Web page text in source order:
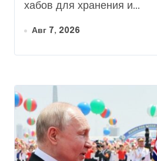
хабов для хранения и...
Авг 7, 2026